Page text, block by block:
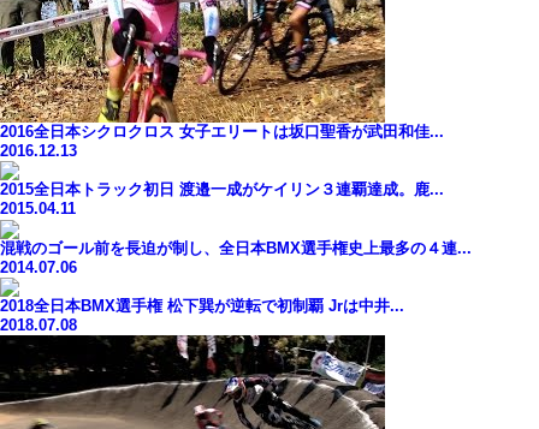
2016全日本シクロクロス 女子エリートは坂口聖香が武田和佳...
2016.12.13
2015全日本トラック初日 渡邉一成がケイリン３連覇達成。鹿...
2015.04.11
混戦のゴール前を長迫が制し、全日本BMX選手権史上最多の４連...
2014.07.06
2018全日本BMX選手権 松下巽が逆転で初制覇 Jrは中井...
2018.07.08